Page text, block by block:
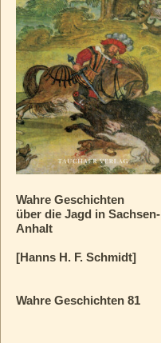
Wahre Geschichten
über die Jagd in Sachsen-
Anhalt
[Hanns H. F. Schmidt]
Wahre Geschichten 81